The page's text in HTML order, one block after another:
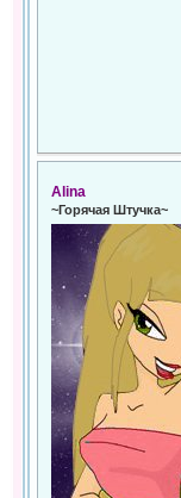
Alina
~Горячая Штучка~